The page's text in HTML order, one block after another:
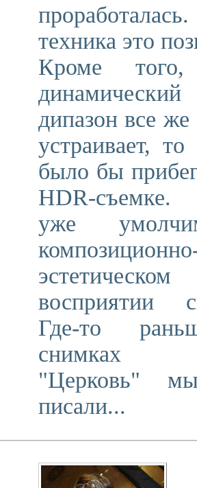
техника это
Кроме
динамический
дипазон все
устраивает,
было бы
HDR-
уже
эстетическом
восприятии
Где-то
снимках
"Церковь"
писали...